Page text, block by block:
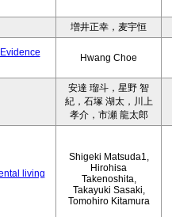
増井正幸，麦宇恒
Hwang Choe
安達 瑠斗，星野 智
紀，石塚 湖太，川上
孝介，市瀬 龍太郎
living
Shigeki Matsuda1,
Hirohisa
Takenoshita,
Takayuki Sasaki,
Tomohiro Kitamura